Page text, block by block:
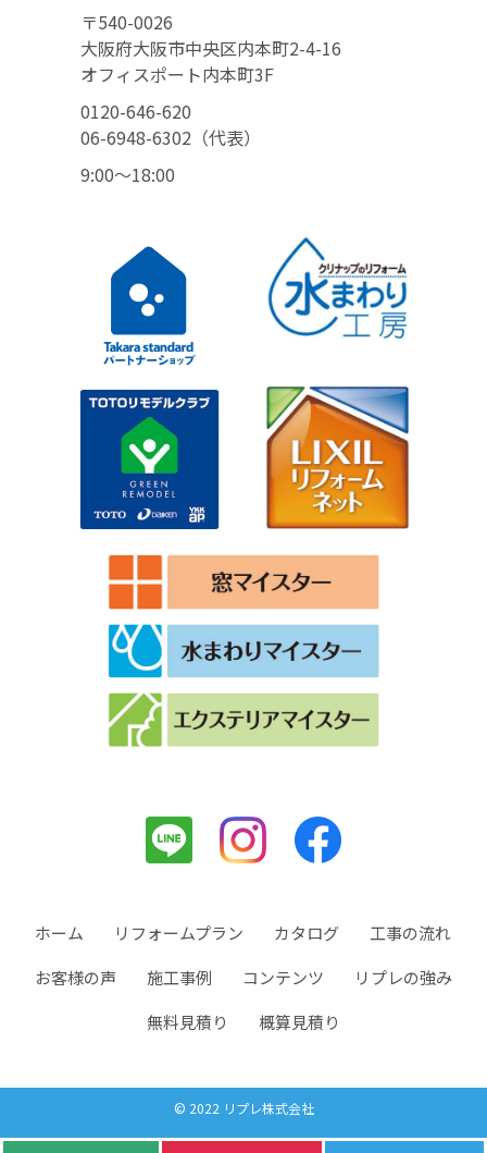
〒540-0026
大阪府大阪市中央区内本町2-4-16
オフィスポート内本町3F
0120-646-620
06-6948-6302（代表）
9:00〜18:00
ホーム リフォームプラン カタログ
工事の流れ
お客様の声
施工事例 コンテンツ
リプレの強み
無料見積り
概算見積り
© 2022 リプレ株式会社